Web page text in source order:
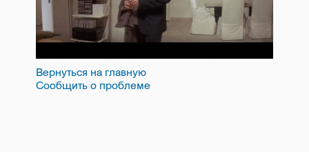
Вернуться на главную
Сообщить о проблеме